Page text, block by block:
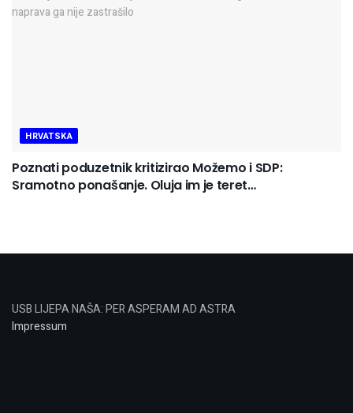
HRVATSKA
Poznati poduzetnik kritizirao Možemo i SDP:
Sramotno ponašanje. Oluja im je teret…
USB LIJEPA NAŠA: PER ASPERAM AD ASTRA
Impressum